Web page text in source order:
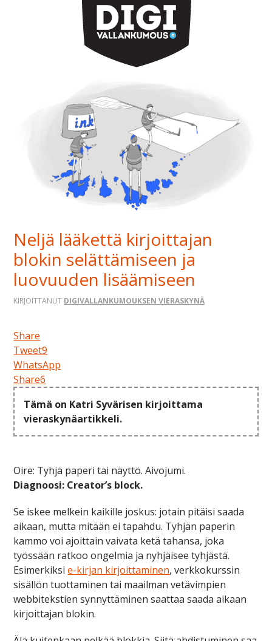
Neljä lääkettä kirjoittajan
blokin selättämiseen ja
luovuuden lisäämiseen
KIRJOITTANUT DIGIVALLANKUMOUKSEN VIERASKYNÄ
Share
Tweet9
WhatsApp
Share6
Tämä on Katri Syvärisen kirjoittama
vieraskynäartikkeli.
Oire: Tyhjä paperi tai näyttö. Aivojumi.
Diagnoosi: Creator’s block.
Se iskee melkein kaikille joskus: jotain pitäisi saada
aikaan, mutta mitään ei tapahdu. Tyhjän paperin
kammo voi ajoittain vaivata ketä tahansa, joka
työssään ratkoo ongelmia ja nyhjäisee tyhjästä.
Esimerkiksie-kirjan kirjoittaminen, verkkokurssin
sisällön tuottaminen tai maailman vetävimpien
webbitekstien synnyttäminen saattaa saada aikaan
kirjoittajan blokin.